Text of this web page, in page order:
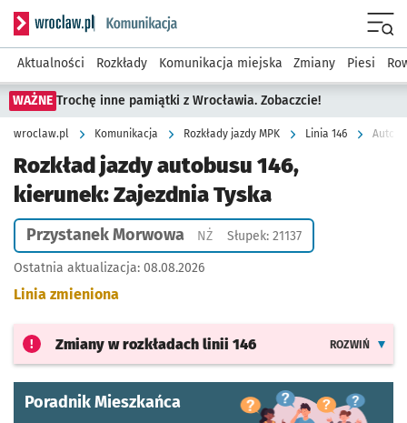
Serwis informacyjny wroclaw.pl podserwis: Komunikacja
Aktualności Rozkłady Komunikacja miejska Zmiany Piesi
WAŻNE Trochę inne pamiątki z Wrocławia. Zobaczcie!
wroclaw.pl Komunikacja Rozkłady jazdy MPK Linia 146
Rozkład jazdy autobusu 146,
kierunek: Zajezdnia Tyska
Przystanek Morwowa NŻPrzystanek na życzenie
Słupek: 21137
Ostatnia aktualizacja: 08.08.2026
Linia zmieniona
Zmiany w rozkładach linii 146 ROZWIŃ
Poradnik Mieszkańca